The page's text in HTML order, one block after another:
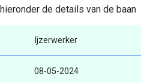
de details van de baan
Ijzerwerker
08-05-2024